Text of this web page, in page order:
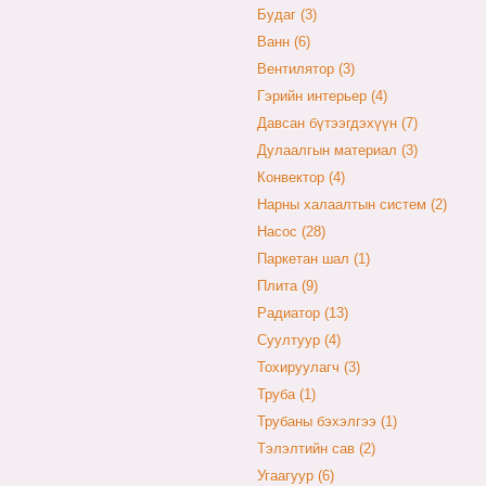
Будаг (3)
Ванн (6)
Вентилятор (3)
Гэрийн интерьер (4)
Давсан бүтээгдэхүүн (7)
Дулаалгын материал (3)
Конвектор (4)
Нарны халаалтын систем (2)
Насос (28)
Паркетан шал (1)
Плита (9)
Радиатор (13)
Суултуур (4)
Тохируулагч (3)
Труба (1)
Трубаны бэхэлгээ (1)
Тэлэлтийн сав (2)
Угаагуур (6)